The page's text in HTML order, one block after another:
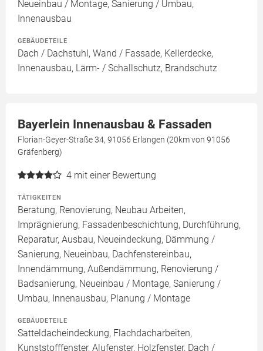
Neueinbau / Montage, Sanierung / Umbau,
Innenausbau
GEBÄUDETEILE
Dach / Dachstuhl, Wand / Fassade, Kellerdecke,
Innenausbau, Lärm- / Schallschutz, Brandschutz
Bayerlein Innenausbau & Fassaden
Florian-Geyer-Straße 34, 91056 Erlangen (20km von 91056
Gräfenberg)
4 mit einer Bewertung
TÄTIGKEITEN
Beratung, Renovierung, Neubau Arbeiten,
Imprägnierung, Fassadenbeschichtung, Durchführung,
Reparatur, Ausbau, Neueindeckung, Dämmung /
Sanierung, Neueinbau, Dachfenstereinbau,
Innendämmung, Außendämmung, Renovierung /
Badsanierung, Neueinbau / Montage, Sanierung /
Umbau, Innenausbau, Planung / Montage
GEBÄUDETEILE
Satteldacheindeckung, Flachdacharbeiten,
Kunststofffenster, Alufenster, Holzfenster, Dach /